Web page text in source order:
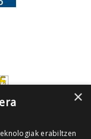
×
erabiltzen